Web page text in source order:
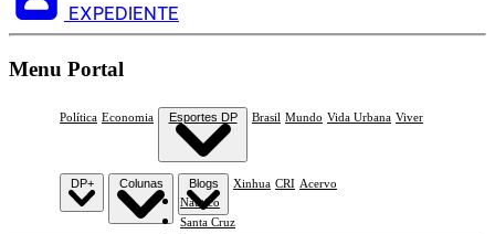
EXPEDIENTE
Menu Portal
Política Economia Esportes DP
Náutico
Santa Cruz
Brasil Mundo Vida Urbana Viver
DP+ Colunas Blogs Xinhua CRI Acervo